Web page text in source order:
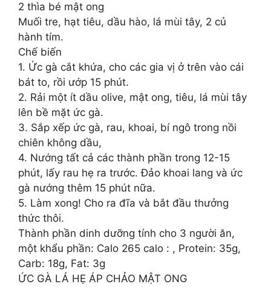
2 thìa bé mật ong
Muối tre, hạt tiêu, dầu hào, lá mùi tây, 2 củ
hành tím.
Chế biến
1. Ức gà cắt khứa, cho các gia vị ở trên vào cái
bát to, rồi ướp 15 phút.
2. Rải một ít dầu olive, mật ong, tiêu, lá mùi tây
lên bề mặt ức gà.
3. Sắp xếp ức gà, rau, khoai, bí ngô trong nồi
chiên không dầu,
4. Nướng tất cả các thành phần trong 12-15
phút, lấy rau hẹ ra trước. Đảo khoai lang và ức
gà nướng thêm 15 phút nữa.
5. Làm xong! Cho ra đĩa và bắt đầu thưởng
thức thôi.
Thành phần dinh dưỡng tính cho 3 người ăn,
một khẩu phần: Calo 265 calo : , Protein: 35g,
Carb: 18g, Fat: 3g
ỨC GÀ LÁ HẸ ÁP CHẢO MẬT ONG